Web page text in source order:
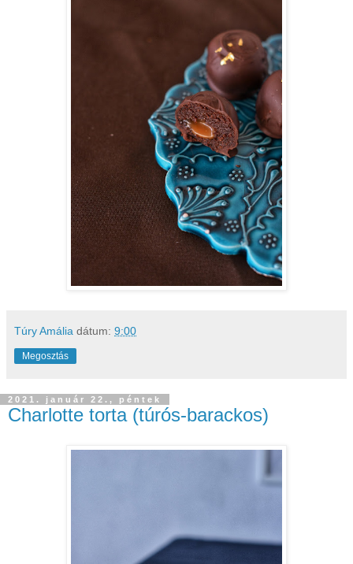
Túry Amália dátum: 9:00
Megosztás
2021. január 22., péntek
Charlotte torta (túrós-barackos)